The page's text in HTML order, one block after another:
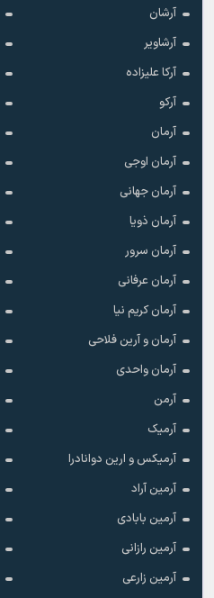
آرشان
آرشاویر
آرکا علیزاده
آرکو
آرمان
آرمان اوجی
آرمان جهانی
آرمان ذویا
آرمان سرور
آرمان عرفانی
آرمان کریم نیا
آرمان و آرین فلاحی
آرمان واحدی
آرمن
آرمیک
آرمیکس و ارین دوانادرا
آرمین آراد
آرمین بابادی
آرمین رازانی
آرمین زارعی